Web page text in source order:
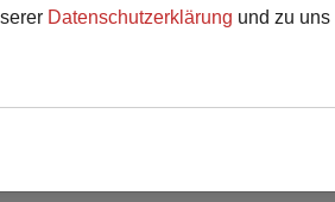
-
Datenschutzerklärung und zu uns